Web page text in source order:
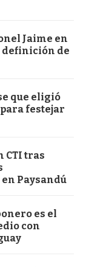
Jaime en
definición de
que eligió
festejar
CTI tras
Paysandú
es el
con